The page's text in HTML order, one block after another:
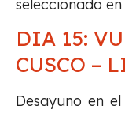
seleccionado
DIA 15:
CUSCO –
Desayuno en